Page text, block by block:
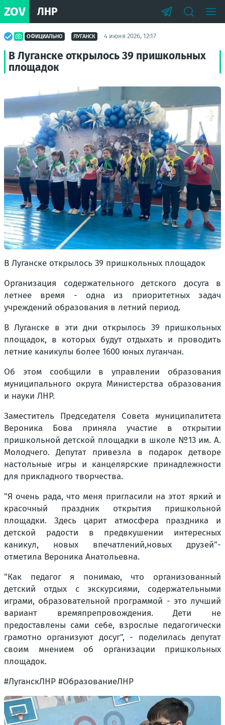
ZOV ЛНР
ОФИЦИАЛЬНО ЛУГАНСК 4 июня 2026, 12:17
В Луганске открылось 39 пришкольных
площадок
В Луганске открылось 39 пришкольных площадок
Организация содержательного детского досуга в
летнее время - одна из приоритетных задач
учреждений образования в летний период.
В Луганске в эти дни открылось 39 пришкольных
площадок, в которых будут отдыхать и проводить
летние каникулы более 1600 юных луганчан.
Об этом сообщили в управлении образования
муниципального округа Министерства образования
и науки ЛНР.
Заместитель Председателя Совета муниципалитета
Вероника Бова приняла участие в открытии
пришкольной детской площадки в школе №13 им. А.
Молодчего. Депутат привезла в подарок детворе
настольные игры и канцелярские принадлежности
для прикладного творчества.
"Я очень рада, что меня пригласили на этот яркий и
красочный праздник открытия пришкольной
площадки. Здесь царит атмосфера праздника и
детской радости в предвкушении интересных
каникул, новых впечатлений,новых друзей"-
отметила Вероника Анатольевна.
"Как педагог я понимаю, что организованный
детский отдых с экскурсиями, содержательными
играми, образовательной программой - это лучший
вариант времяпрепровождения. Дети не
предоставлены сами себе, взрослые педагогически
грамотно организуют досуг", - поделилась депутат
своим мнением об организации пришкольных
площадок.
#ЛуганскЛНР #ОбразованиеЛНР